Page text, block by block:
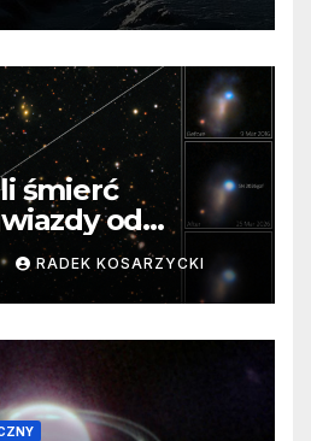
śmierć
od
Niezwykle
RADEK KOSARZYCKI